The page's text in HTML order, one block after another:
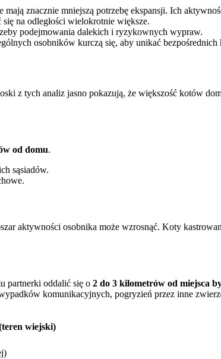
znacznie mniejszą potrzebę ekspansji. Ich
na odległości wielokrotnie większe.
podejmowania dalekich i ryzykownych wypraw.
osobników kurczą się, aby unikać
z tych analiz jasno pokazują, że większość kotów
od domu.
sąsiadów.
aktywności osobnika może wzrosnąć. Koty
partnerki oddalić się o 2 do 3 kilometrów od miejsca
komunikacyjnych, pogryzień przez inne
wiejski)